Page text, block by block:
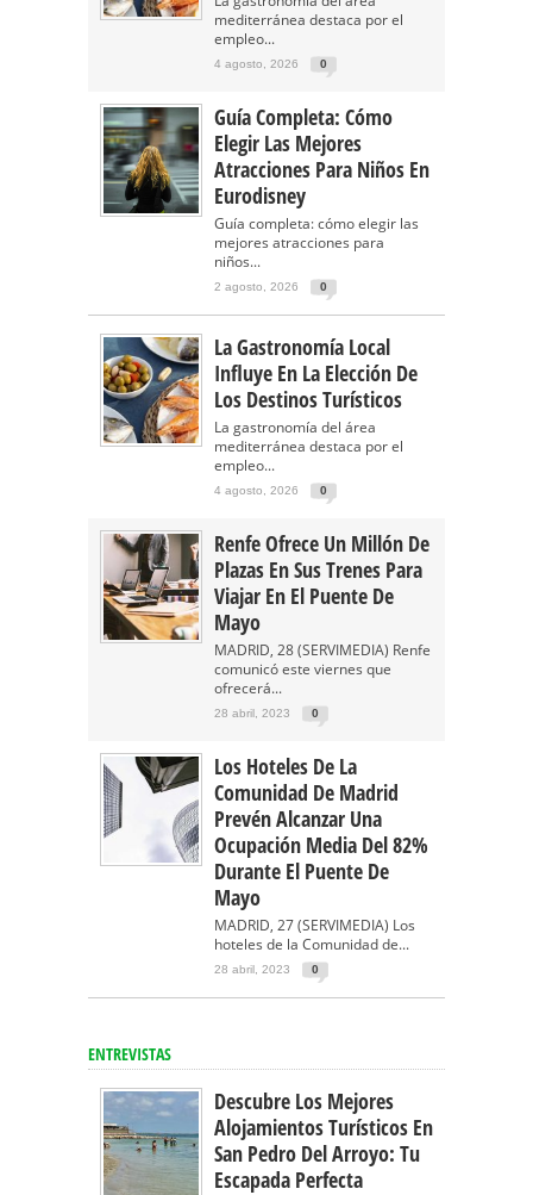
mediterránea destaca por el
empleo...
4 agosto, 2026 0
Guía Completa: Cómo
Elegir Las Mejores
Atracciones Para Niños En
Eurodisney
Guía completa: cómo elegir las
mejores atracciones para
niños...
2 agosto, 2026 0
La Gastronomía Local
Influye En La Elección De
Los Destinos Turísticos
La gastronomía del área
mediterránea destaca por el
empleo...
4 agosto, 2026 0
Renfe Ofrece Un Millón De
Plazas En Sus Trenes Para
Viajar En El Puente De
Mayo
MADRID, 28 (SERVIMEDIA) Renfe
comunicó este viernes que
ofrecerá...
28 abril, 2023 0
Los Hoteles De La
Comunidad De Madrid
Prevén Alcanzar Una
Ocupación Media Del 82%
Durante El Puente De
Mayo
MADRID, 27 (SERVIMEDIA) Los
hoteles de la Comunidad de...
28 abril, 2023 0
ENTREVISTAS
Descubre Los Mejores
Alojamientos Turísticos En
San Pedro Del Arroyo: Tu
Escapada Perfecta